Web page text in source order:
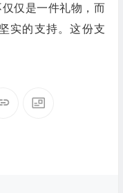
仅是一件礼物，而
实的支持。这份支